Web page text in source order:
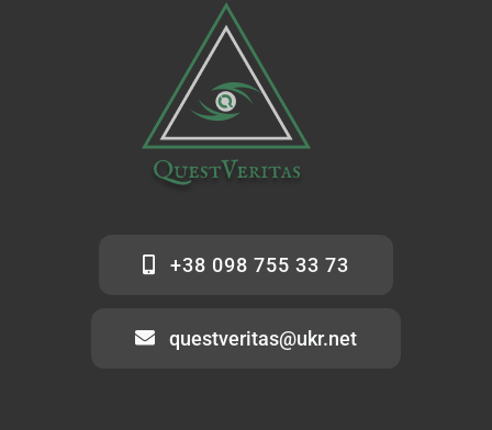
+38 098 755 33 73
questveritas@ukr.net